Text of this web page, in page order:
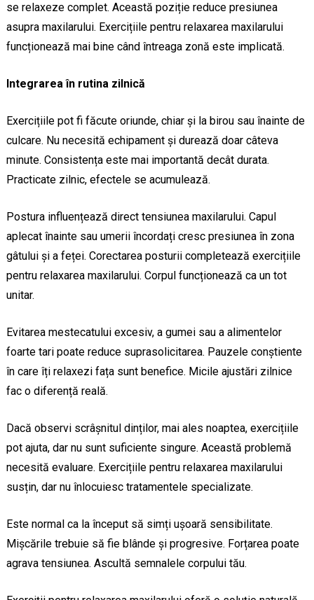
se relaxeze complet. Această poziție reduce presiunea
asupra maxilarului. Exercițiile pentru relaxarea maxilarului
funcționează mai bine când întreaga zonă este implicată.
Integrarea în rutina zilnică
Exercițiile pot fi făcute oriunde, chiar și la birou sau înainte de
culcare. Nu necesită echipament și durează doar câteva
minute. Consistența este mai importantă decât durata.
Practicate zilnic, efectele se acumulează.
Postura influențează direct tensiunea maxilarului. Capul
aplecat înainte sau umerii încordați cresc presiunea în zona
gâtului și a feței. Corectarea posturii completează exercițiile
pentru relaxarea maxilarului. Corpul funcționează ca un tot
unitar.
Evitarea mestecatului excesiv, a gumei sau a alimentelor
foarte tari poate reduce suprasolicitarea. Pauzele conștiente
în care îți relaxezi fața sunt benefice. Micile ajustări zilnice
fac o diferență reală.
Dacă observi scrâșnitul dinților, mai ales noaptea, exercițiile
pot ajuta, dar nu sunt suficiente singure. Această problemă
necesită evaluare. Exercițiile pentru relaxarea maxilarului
susțin, dar nu înlocuiesc tratamentele specializate.
Este normal ca la început să simți ușoară sensibilitate.
Mișcările trebuie să fie blânde și progresive. Forțarea poate
agrava tensiunea. Ascultă semnalele corpului tău.